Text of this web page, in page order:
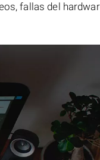
fallas del